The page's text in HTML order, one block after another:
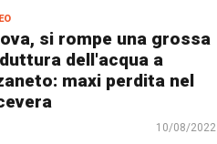
si rompe una grossa
dell'acqua a
maxi perdita nel
10/08/2022